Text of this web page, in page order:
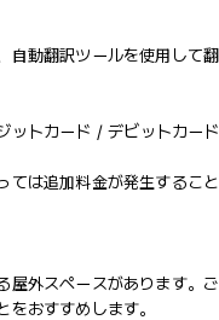
自動翻訳ツールを使用して翻
ットカード / デビットカード
ては追加料金が発生すること
屋外スペースがあります。ご
おすすめします。